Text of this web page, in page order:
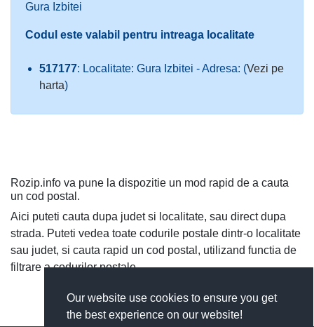
Our website use cookies to ensure you get
the best experience on our website!
Gura Izbitei
Codul este valabil pentru intreaga localitate
517177: Localitate: Gura Izbitei - Adresa: (Vezi pe
harta)
Rozip.info va pune la dispozitie un mod rapid de a cauta
un cod postal.
Aici puteti cauta dupa judet si localitate, sau direct dupa
strada. Puteti vedea toate codurile postale dintr-o localitate
sau judet, si cauta rapid un cod postal, utilizand functia de
filtrare a codurilor postale.